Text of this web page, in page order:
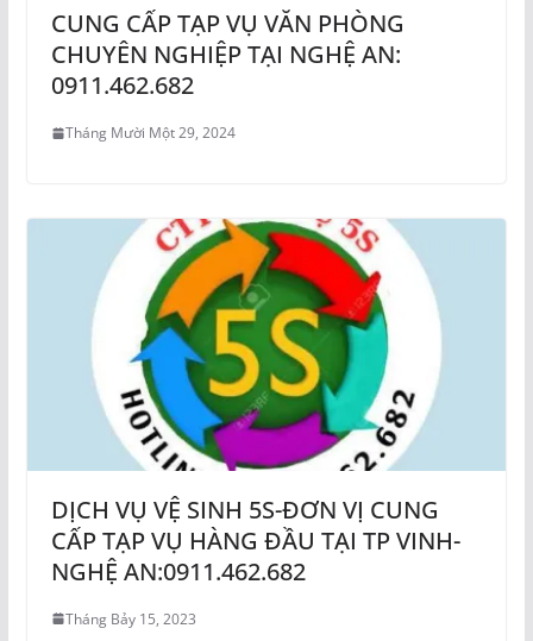
CUNG CẤP TẠP VỤ VĂN PHÒNG
CHUYÊN NGHIỆP TẠI NGHỆ AN:
0911.462.682
Tháng Mười Một 29, 2024
DỊCH VỤ VỆ SINH 5S-ĐƠN VỊ CUNG
CẤP TẠP VỤ HÀNG ĐẦU TẠI TP VINH-
NGHỆ AN:0911.462.682
Tháng Bảy 15, 2023